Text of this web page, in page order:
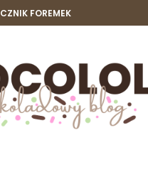
FOREMEK